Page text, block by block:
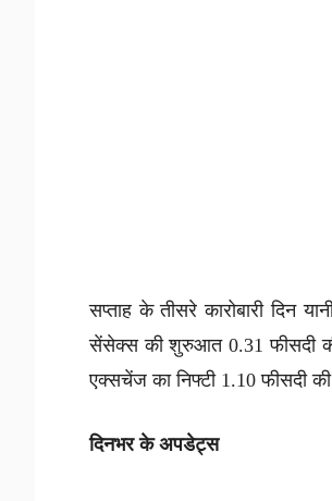
सप्ताह के तीसरे कारोबारी दिन
सेंसेक्स की शुरुआत 0.31 फीसदी
एक्सचेंज का निफ्टी 1.10 फीसदी
दिनभर के अपडेट्स